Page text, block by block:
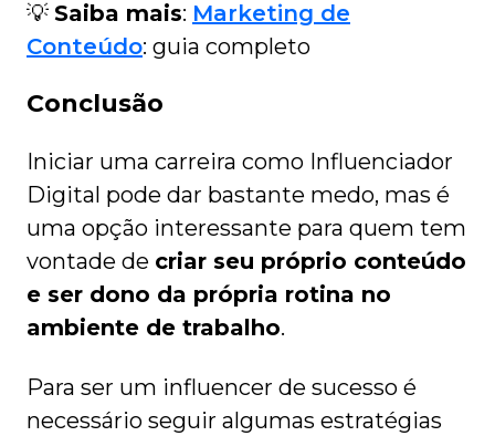
💡 Saiba mais: Marketing de
Conteúdo: guia completo
Conclusão
Iniciar uma carreira como Influenciador
Digital pode dar bastante medo, mas é
uma opção interessante para quem tem
vontade de criar seu próprio conteúdo
e ser dono da própria rotina no
ambiente de trabalho.
Para ser um influencer de sucesso é
necessário seguir algumas estratégias